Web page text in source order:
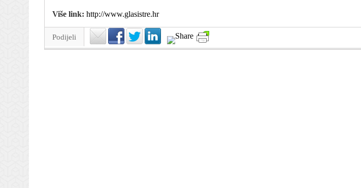
Više link: http://www.glasistre.hr
Podijeli